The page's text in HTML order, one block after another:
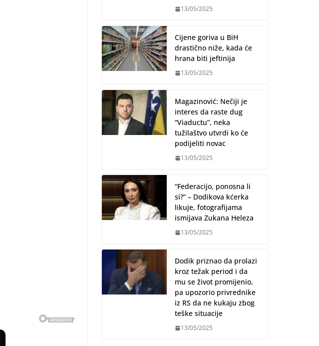
13/05/2025
Cijene goriva u BiH
drastično niže, kada će
hrana biti jeftinija
13/05/2025
Magazinović: Nečiji je
interes da raste dug
“Viaductu”, neka
tužilaštvo utvrdi ko će
podijeliti novac
13/05/2025
“Federacijo, ponosna li
si?” – Dodikova kćerka
likuje, fotografijama
ismijava Zukana Heleza
13/05/2025
Dodik priznao da prolazi
kroz težak period i da
mu se život promijenio,
pa upozorio privrednike
iz RS da ne kukaju zbog
teške situacije
13/05/2025